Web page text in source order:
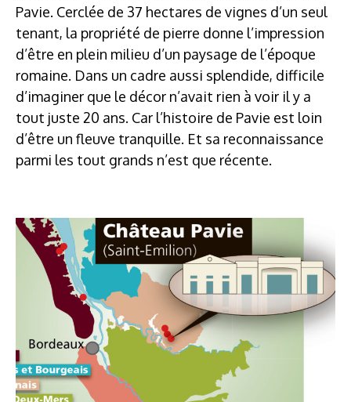
Pavie. Cerclée de 37 hectares de vignes d’un seul
tenant, la propriété de pierre donne l’impression
d’être en plein milieu d’un paysage de l’époque
romaine. Dans un cadre aussi splendide, difficile
d’imaginer que le décor n’avait rien à voir il y a
tout juste 20 ans. Car l’histoire de Pavie est loin
d’être un fleuve tranquille. Et sa reconnaissance
parmi les tout grands n’est que récente.